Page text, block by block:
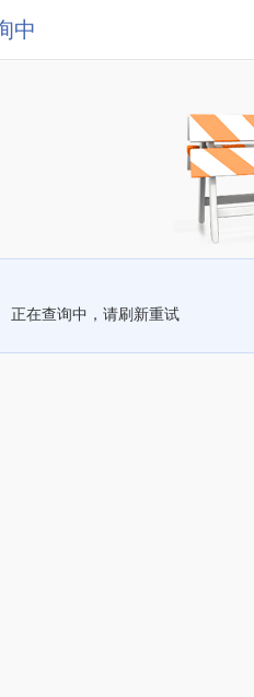
中
正在查询中，请刷新重试